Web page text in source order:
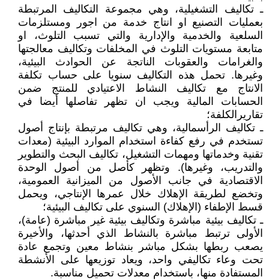
ـ تكاليف التشغيلية، وهي مجموعة التكاليف المرتبطة
بعمليات التصنيع او انتاج خدمة من اجور ومستلزمات
السلعية والخدمية والإدارية والتي تسبب التلوث، او
متابعة مستويات التلوث في المخلفات وتكاليف معالجتها
والغرامات والعقوبات الناتجة عن الحوادث البيئية،
وغيرها. تحمل هذه التكاليف سنويا على حساب تكلفة
الانتاج مع تكاليف النشاط الاعتيادي للمنتج ضمن
الحسابات المالية ويجب ان تظهر تفاصلها أيضا في
تقاريرالكلفة؛
ـ تكاليف الرأسمالية، وهي تكاليف مرتبطة بإنتاج أصول
تستخدم في رفع كفاءة استخدام الموارد البيئية (معدات
تقنية وخدماتها ومهمات التشغيل، تكاليف البحث والتطوير
والتدريب، وغيرها). وتظهر كأصل من أصول الوحدة
الاقتصادية في جانب الأصول من الميزانية العمومية،
وتخضع لطريقة الإهلاك خلال عمرها الإنتاجي، ويحمل
قسط الإطفاء (الإهلاك) السنوي على تكاليف البيئية؛
ـ تكاليف بيئية مباشرة وتكاليف بيئية غير مباشرة (عامة)،
الأولى ترتبط مباشرة بالنشاط الذي أحدثها، والأخيرة
يصعب ربطها بشكل مباشر بنشاط معين وتجمع عادة
تحت وعاء تكاليفي واحد، ويعاد توزيعها على الأنشطة
المستفادة منها، باستخدام معدلات تحميل مناسبة.